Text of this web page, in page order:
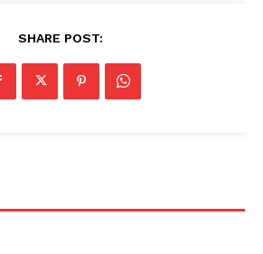
SHARE POST: